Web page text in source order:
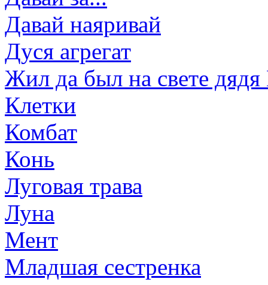
Давай наяривай
Дуся агрегат
Жил да был на свете дядя
Клетки
Комбат
Конь
Луговая трава
Луна
Мент
Младшая сестренка